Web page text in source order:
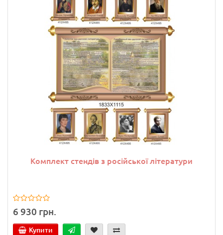
Комплект стендів з російської літератури
6 930 грн.
Купити